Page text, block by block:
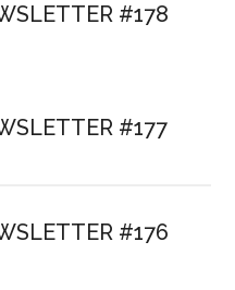
#178
#177
#176